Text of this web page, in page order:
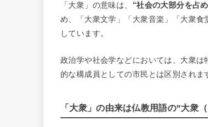
「大衆」の意味は、 “社会の大部分を占
め、「大衆文学」「大衆音楽」「大衆
しています。
政治学や社会学などにおいては、大衆
的な構成員としての市民とは区別されま
「大衆」の由来は仏教用語の”大衆